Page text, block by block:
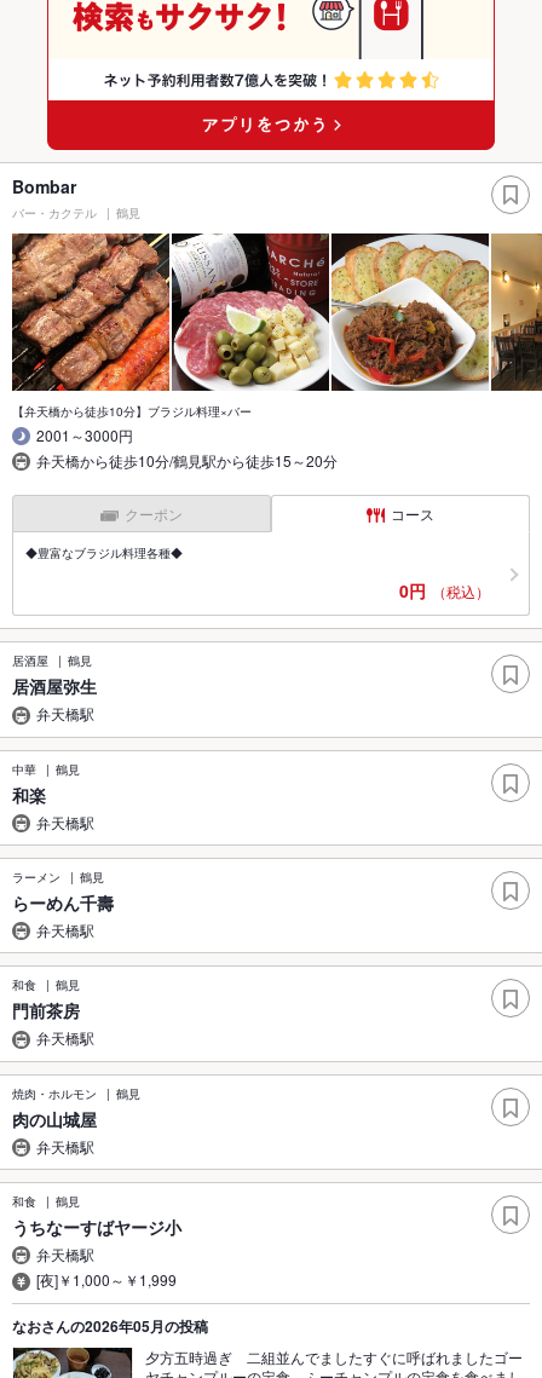
Bombar
バー・カクテル 鶴見
【弁天橋から徒歩10分】ブラジル料理×バー
2001～3000円
弁天橋から徒歩10分/鶴見駅から徒歩15～20分
クーポン コース
◆豊富なブラジル料理各種◆
0円 （税込）
居酒屋 鶴見
居酒屋弥生
弁天橋駅
中華 鶴見
和楽
弁天橋駅
ラーメン 鶴見
らーめん千壽
弁天橋駅
和食 鶴見
門前茶房
弁天橋駅
焼肉・ホルモン 鶴見
肉の山城屋
弁天橋駅
和食 鶴見
うちなーすばヤージ小
弁天橋駅
[夜]￥1,000～￥1,999
なおさんの2026年05月の投稿
夕方五時過ぎ 二組並んでましたすぐに呼ばれましたゴー